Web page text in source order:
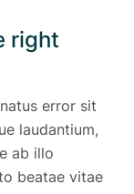
right
error sit
laudantium,
ab illo
beatae vitae